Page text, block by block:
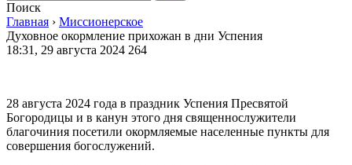
Поиск
Главная › Миссионерское
Духовное окормление прихожан в дни Успения
18:31, 29 августа 2024 264
28 августа 2024 года в праздник Успения Пресвятой
Богородицы и в канун этого дня священнослужители
благочиния посетили окормляемые населенные пункты для
совершения богослужений.